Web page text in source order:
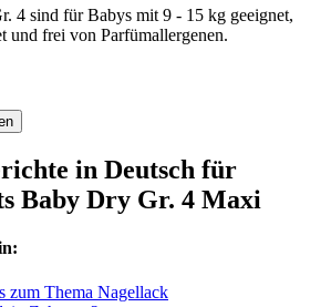
4 sind für Babys mit 9 - 15 kg geeignet,
und frei von Parfümallergenen.
in Deutsch für
Baby Dry Gr. 4 Maxi
zum Thema Nagellack